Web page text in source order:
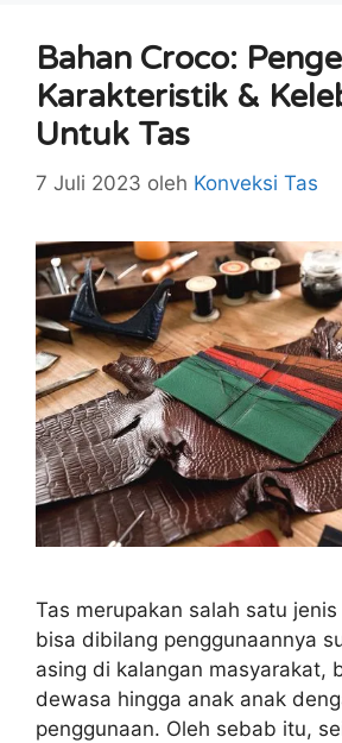
Bahan Croco:
Karakteristik &
Untuk Tas
7 Juli 2023 oleh Konveksi Tas
Tas merupakan salah satu
bisa dibilang penggunaannya
asing di kalangan masyarakat,
dewasa hingga anak anak
penggunaan. Oleh sebab itu,